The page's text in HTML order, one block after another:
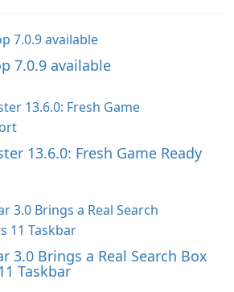
7.0.9 available
13.6.0: Fresh Game Ready
3.0 Brings a Real Search Box
Taskbar